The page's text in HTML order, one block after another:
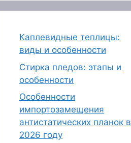
Каплевидные теплицы:
виды и особенности
Стирка пледов: этапы и
особенности
Особенности
импортозамещения
антистатических планок в
2026 году